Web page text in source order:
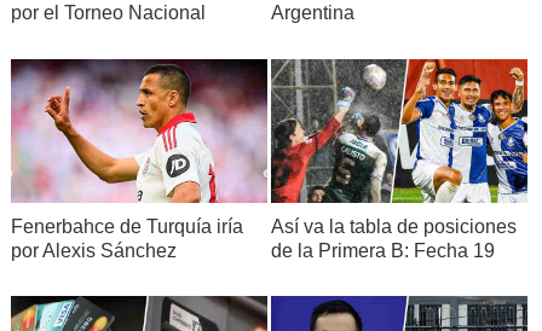
por el Torneo Nacional
Argentina
Fenerbahce de Turquía iría
por Alexis Sánchez
Así va la tabla de posiciones
de la Primera B: Fecha 19